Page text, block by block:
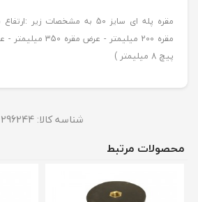
پیچ 8 میلیمتر )
شناسه کالا: 296244
محصولات مرتبط